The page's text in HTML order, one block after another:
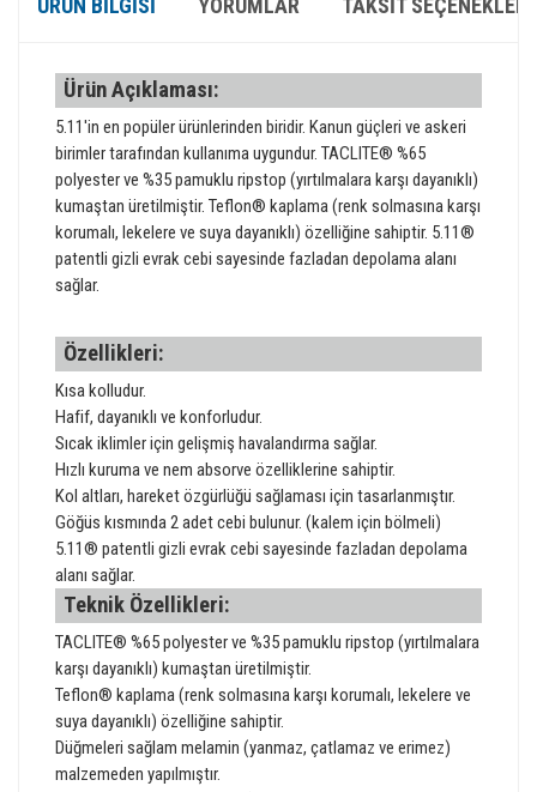
ÜRÜN BILGISI YORUMLAR TAKSIT SEÇENEKLERI
Ürün Açıklaması:
5.11'in en popüler ürünlerinden biridir. Kanun güçleri ve askeri
birimler tarafından kullanıma uygundur. TACLITE® %65
polyester ve %35 pamuklu ripstop (yırtılmalara karşı dayanıklı)
kumaştan üretilmiştir. Teflon® kaplama (renk solmasına karşı
korumalı, lekelere ve suya dayanıklı) özelliğine sahiptir. 5.11®
patentli gizli evrak cebi sayesinde fazladan depolama alanı
sağlar.
Özellikleri:
Kısa kolludur.
Hafif, dayanıklı ve konforludur.
Sıcak iklimler için gelişmiş havalandırma sağlar.
Hızlı kuruma ve nem absorve özelliklerine sahiptir.
Kol altları, hareket özgürlüğü sağlaması için tasarlanmıştır.
Göğüs kısmında 2 adet cebi bulunur. (kalem için bölmeli)
5.11® patentli gizli evrak cebi sayesinde fazladan depolama
alanı sağlar.
Teknik Özellikleri:
TACLITE® %65 polyester ve %35 pamuklu ripstop (yırtılmalara
karşı dayanıklı) kumaştan üretilmiştir.
Teflon® kaplama (renk solmasına karşı korumalı, lekelere ve
suya dayanıklı) özelliğine sahiptir.
Düğmeleri sağlam melamin (yanmaz, çatlamaz ve erimez)
malzemeden yapılmıştır.